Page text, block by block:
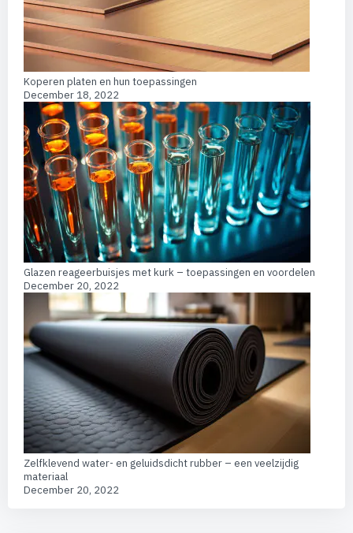
Koperen platen en hun toepassingen
December 18, 2022
Glazen reageerbuisjes met kurk – toepassingen en voordelen
December 20, 2022
Zelfklevend water- en geluidsdicht rubber – een veelzijdig
materiaal
December 20, 2022